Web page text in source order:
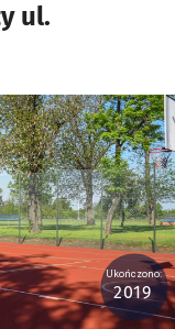
ul.
Ukończono:
2019